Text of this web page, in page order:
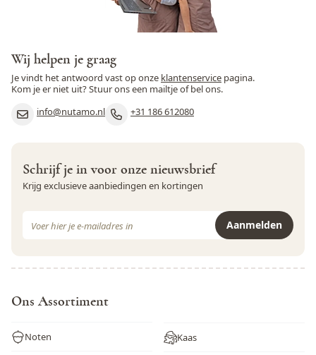
Wij helpen je graag
Je vindt het antwoord vast op onze klantenservice pagina.
Kom je er niet uit? Stuur ons een mailtje of bel ons.
info@nutamo.nl
+31 186 612080
Schrijf je in voor onze nieuwsbrief
Krijg exclusieve aanbiedingen en kortingen
Aanmelden
Ons Assortiment
Noten Kaas